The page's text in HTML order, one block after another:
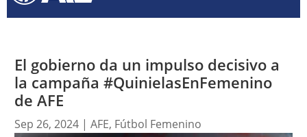
El gobierno da un impulso decisivo a
la campaña #QuinielasEnFemenino
de AFE
Sep 26, 2024| AFE, Fútbol Femenino